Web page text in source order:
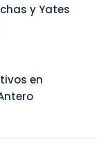
y Yates
en